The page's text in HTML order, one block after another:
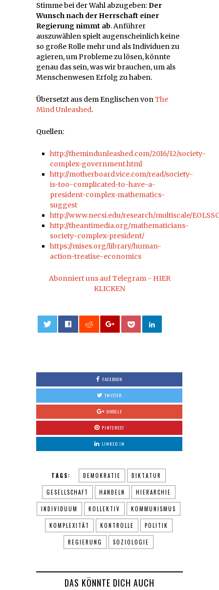
Stimme bei der Wahl abzugeben:Der
Wunsch nach der Herrschaft einer
Regierung nimmt ab. Anführer
auszuwählen spielt augenscheinlich keine
so große Rolle mehr und als Individuen zu
agieren, um Probleme zu lösen, könnte
genau das sein, was wir brauchen, um als
Menschenwesen Erfolg zu haben.
Übersetzt aus dem Englischen vonThe
Mind Unleashed.
Quellen:
http://themindunleashed.com/2016/12/society-
complex-government.html
http://motherboard.vice.com/read/society-
is-too-complicated-to-have-a-
president-complex-mathematics-
suggest
http://www.necsi.edu/research/multiscale/
http://theantimedia.org/mathematicians-
society-complex-president/
https://mises.org/library/human-
action-treatise-economics
Abonniert uns auf Telegram - HIER
KLICKEN
FACEBOOK
TWITTER
GOOGLE
PINTEREST
LINKED IN
TAGS: DEMOKRATIE DIKTATUR
GESELLSCHAFT HANDELN HIERARCHIE
INDIVIDUUM KOLLEKTIV KOMMUNISMUS
KOMPLEXITÄT KONTROLLE POLITIK
REGIERUNG SOZIOLOGIE
DAS KÖNNTE DICH AUCH